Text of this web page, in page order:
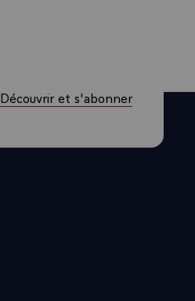
Découvrir et s'abonner